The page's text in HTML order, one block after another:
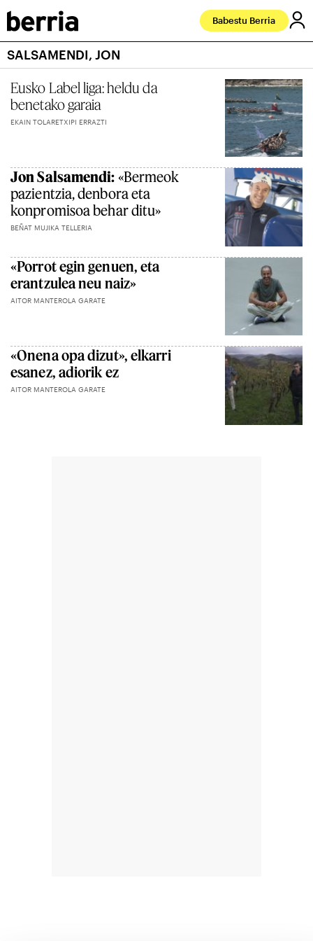
Babestu Berria
SALSAMENDI, JON
Eusko Label liga: heldu da
benetako garaia
EKAIN TOLARETXIPI ERRAZTI
Jon Salsamendi: «Bermeok
pazientzia, denbora eta
konpromisoa behar ditu»
BEÑAT MUJIKA TELLERIA
«Porrot egin genuen, eta
erantzulea neu naiz»
AITOR MANTEROLA GARATE
«Onena opa dizut», elkarri
esanez, adiorik ez
AITOR MANTEROLA GARATE